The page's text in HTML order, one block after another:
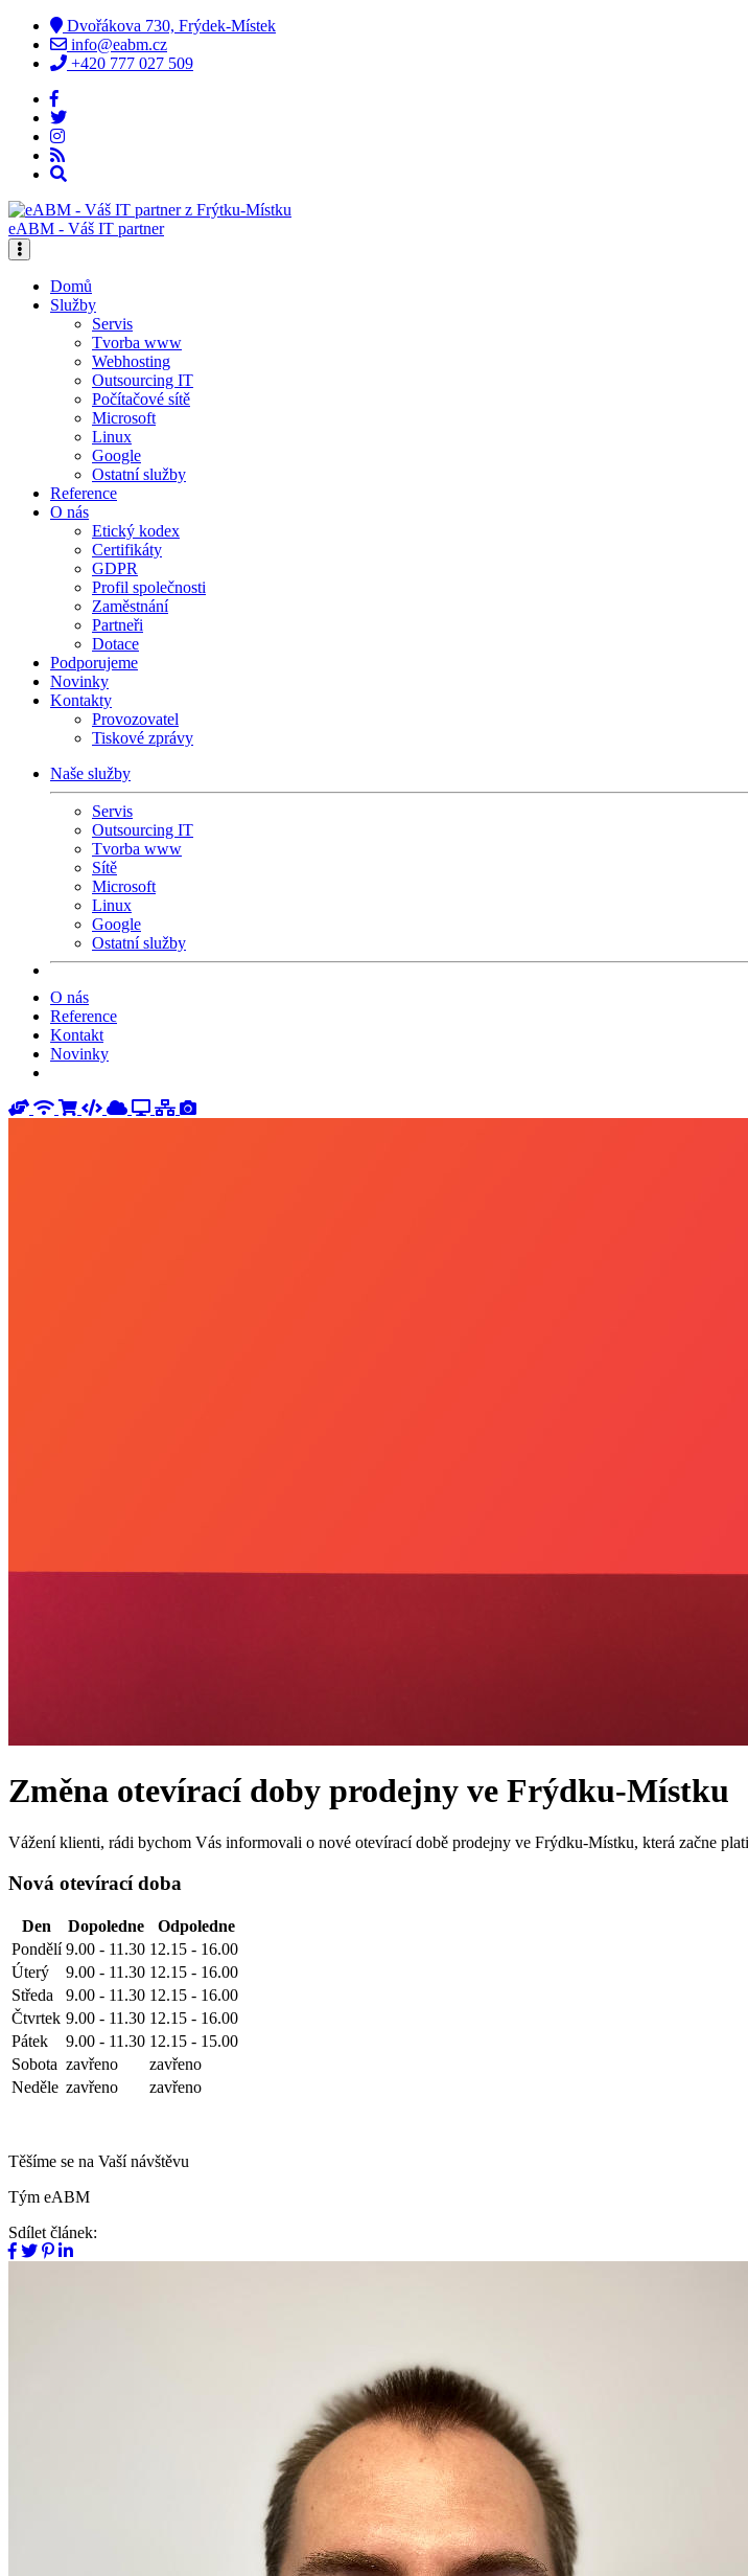
Dvořákova 730, Frýdek-Místek
info@eabm.cz
+420 777 027 509
eABM - Váš IT partner
Domů
Služby
Servis
Tvorba www
Webhosting
Outsourcing IT
Počítačové sítě
Microsoft
Linux
Google
Ostatní služby
Reference
O nás
Etický kodex
Certifikáty
GDPR
Profil společnosti
Zaměstnání
Partneři
Dotace
Podporujeme
Novinky
Kontakty
Provozovatel
Tiskové zprávy
Naše služby
Servis
Outsourcing IT
Tvorba www
Sítě
Microsoft
Linux
Google
Ostatní služby
O nás
Reference
Kontakt
Novinky
Změna otevírací doby prodejny ve Frýdku-Místku
Vážení klienti, rádi bychom Vás informovali o nové otevírací době prodejny ve Frýdku-Místku, která začne
Nová otevírací doba
Den Dopoledne
Odpoledne
Pondělí 9.00 - 11.30 12.15 - 16.00
Úterý
9.00 - 11.30 12.15 - 16.00
Středa
9.00 - 11.30 12.15 - 16.00
Čtvrtek 9.00 - 11.30 12.15 - 16.00
Pátek
9.00 - 11.30 12.15 - 15.00
Sobota zavřeno
zavřeno
Neděle zavřeno zavřeno
Těšíme se na Vaší návštěvu
Tým eABM
Sdílet článek: